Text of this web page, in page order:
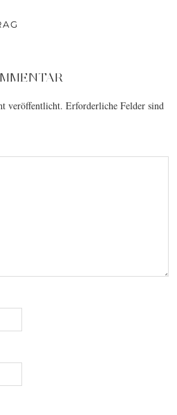
veröffentlicht. Erforderliche Felder sind